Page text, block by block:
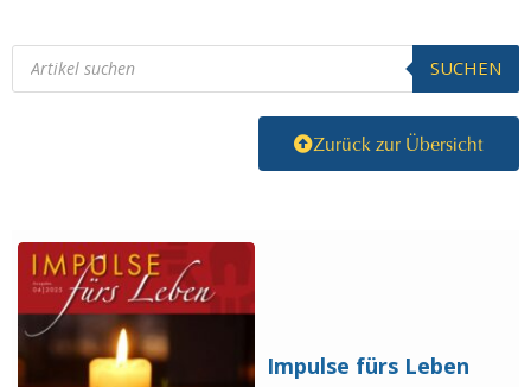
SUCHEN
Zurück zur Übersicht
Impulse fürs Leben